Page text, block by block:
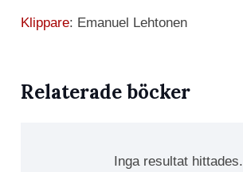
Klippare: Emanuel Lehtonen
Relaterade böcker
Inga resultat hittades.